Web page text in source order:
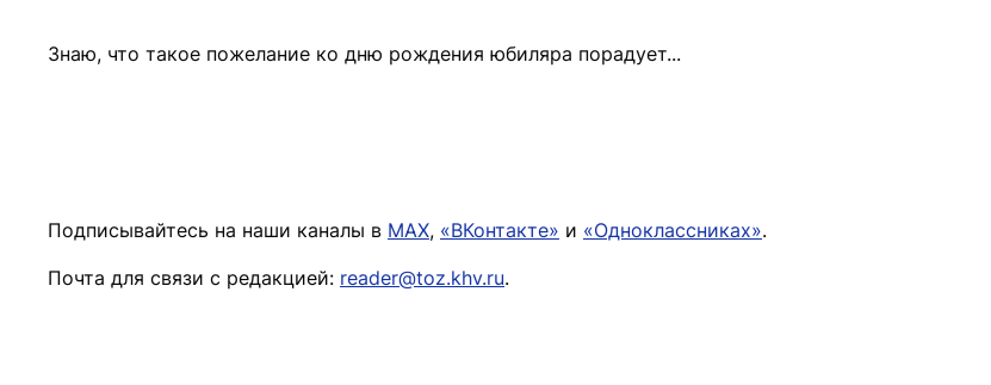
Знаю, что такое пожелание ко дню рождения юбиляра порадует...
Подписывайтесь на наши каналы в MAX, «ВКонтакте» и «Одноклассниках».
Почта для связи с редакцией: reader@toz.khv.ru.